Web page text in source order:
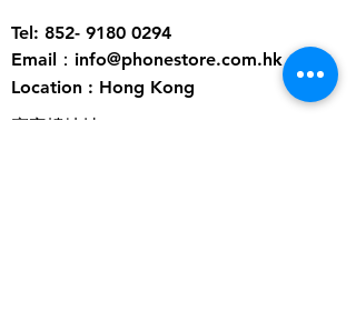
Tel: 852- 9180 0294
​Email： info@phonestore.com.hk
Location : Hong Kong
寫字樓地址: